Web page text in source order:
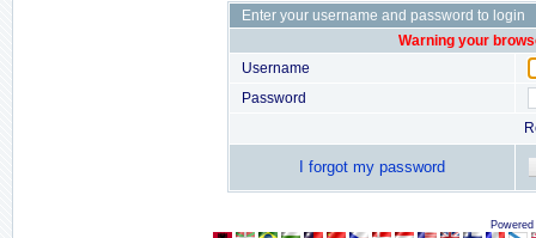
Enter your username and password to login
Warning your
Username
Password
I forgot my password